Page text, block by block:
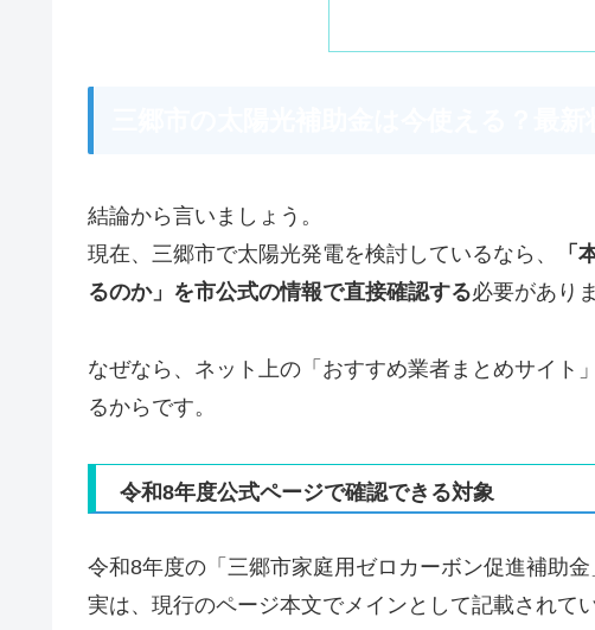
結論から言いましょう。
現在、三郷市で太陽光発電を検討しているなら、
「
るのか」を市公式の情報で直接確認する必要があり
なぜなら、ネット上の「おすすめ業者まとめサイト
るからです。
令和8年度公式ページで確認できる対象
令和8年度の「三郷市家庭用ゼロカーボン促進補助
実は、現行のページ本文でメインとして記載されて